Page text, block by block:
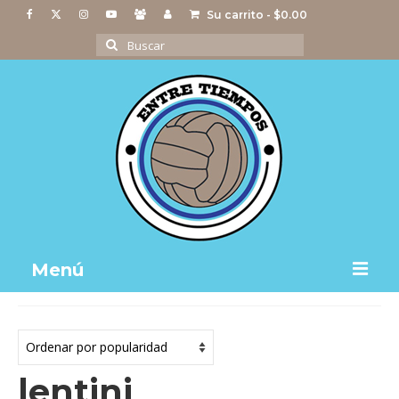
Su carrito - $0.00
Buscar
por:
Menú
Actividades
Imágenes